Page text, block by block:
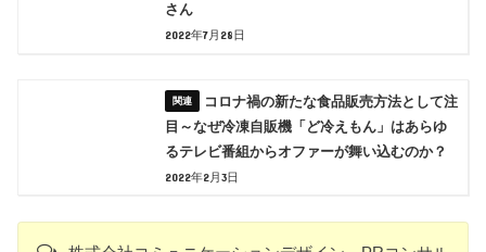
さん
2022年7月28日
コロナ禍の新たな食品販売方法として注
目～なぜ冷凍自販機「ど冷えもん」はあらゆ
るテレビ番組からオファーが舞い込むのか？
2022年2月3日